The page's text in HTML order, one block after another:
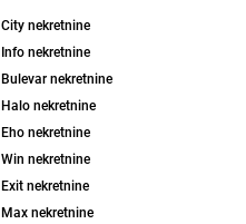
City nekretnine
Info nekretnine
Bulevar nekretnine
Halo nekretnine
Eho nekretnine
Win nekretnine
Exit nekretnine
Max nekretnine